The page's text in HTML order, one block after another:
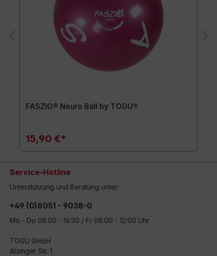
FASZIO® Neuro Ball by TOGU®
15,90 €*
Service-Hotline
Unterstützung und Beratung unter:
+49 (0)8051 - 9038-0
Mo - Do 08:00 - 16:30 / Fr 08:00 - 12:00 Uhr
TOGU GmbH
Atzinger Str. 1